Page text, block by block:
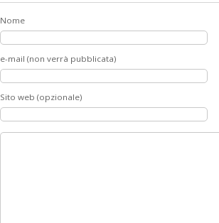
Nome
e-mail (non verrà pubblicata)
Sito web (opzionale)